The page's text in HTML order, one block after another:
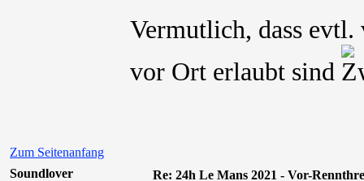
Vermutlich, dass
vor Ort erlaubt sind
Zum Seitenanfang
Soundlover
Re: 24h Le Mans 2021 - Vor-